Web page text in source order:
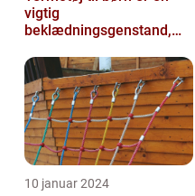
vigtig
beklædningsgenstand,
kommer igennem kolde
vi...
10 januar 2024